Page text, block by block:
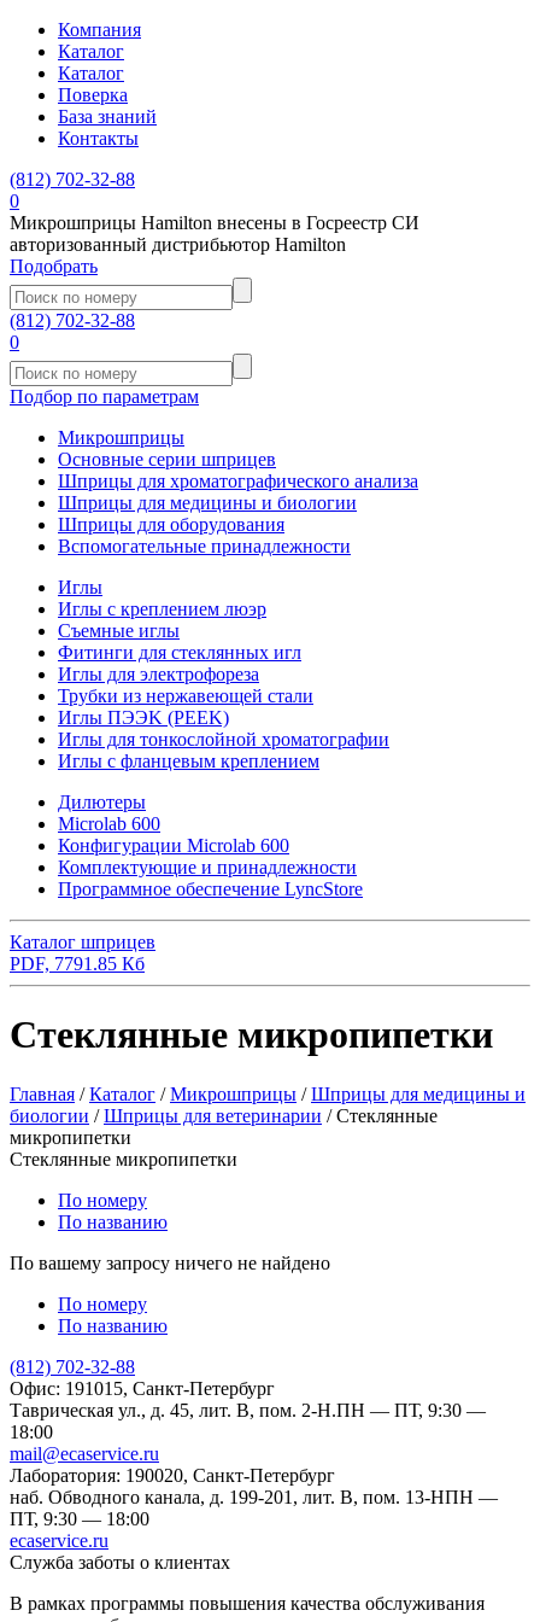
Компания
Каталог
Каталог
Поверка
База знаний
Контакты
(812) 702-32-88
0
Микрошприцы Hamilton внесены в Госреестр СИ
авторизованный дистрибьютор Hamilton
Подобрать
(812) 702-32-88
0
Подбор по параметрам
Микрошприцы
Основные серии шприцев
Шприцы для хроматографического анализа
Шприцы для медицины и биологии
Шприцы для оборудования
Вспомогательные принадлежности
Иглы
Иглы с креплением люэр
Съемные иглы
Фитинги для стеклянных игл
Иглы для электрофореза
Трубки из нержавеющей стали
Иглы ПЭЭK (PEEK)
Иглы для тонкослойной хроматографии
Иглы с фланцевым креплением
Дилютеры
Microlab 600
Конфигурации Microlab 600
Комплектующие и принадлежности
Программное обеспечение LyncStore
Каталог шприцев
PDF, 7791.85 Кб
Стеклянные микропипетки
Главная /Каталог /Микрошприцы /Шприцы для медицины и
биологии /Шприцы для ветеринарии /Стеклянные
микропипетки
Стеклянные микропипетки
По номеру
По названию
По вашему запросу ничего не найдено
По номеру
По названию
(812) 702-32-88
Офис: 191015, Санкт-Петербург
Таврическая ул., д. 45, лит. В, пом. 2-Н.ПН — ПТ, 9:30 —
18:00
mail@ecaservice.ru
Лаборатория: 190020, Санкт-Петербург
наб. Обводного канала, д. 199-201, лит. В, пом. 13-НПН —
ПТ, 9:30 — 18:00
ecaservice.ru
Служба заботы о клиентах
В рамках программы повышения качества обслуживания